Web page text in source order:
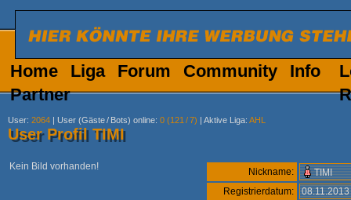
Home Liga Forum Community
Info
Partner
User: 2064 | User (Gäste/ Bots) online: 0 (121 /7) | Aktive Liga: AHL
User Profil TIMI
Kein Bild vorhanden! Nickname:
TIMI
Registrierdatum: